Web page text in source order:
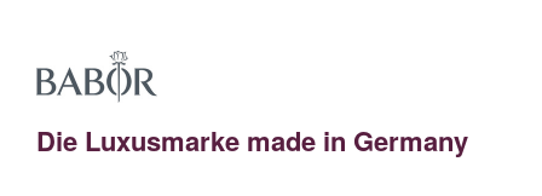
Die Luxusmarke made in Germany